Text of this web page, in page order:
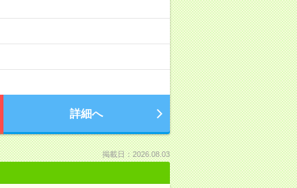
詳細へ
掲載日：2026.08.03